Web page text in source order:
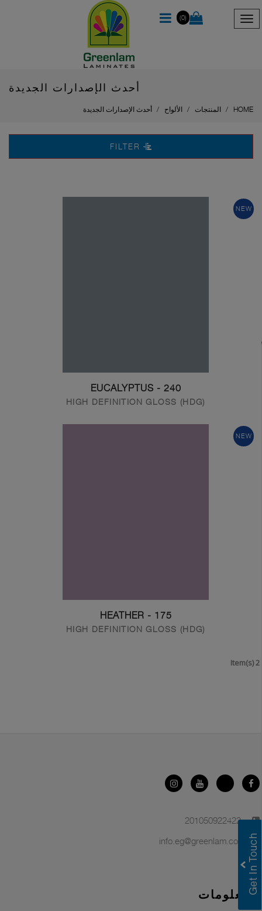
(0)
أحدث الإصدارات الجديدة
HOME المنتجات الألواح أحدث الإصدارات الجديدة
FILTER
NEW
240 - EUCALYPTUS
HIGH DEFINITION GLOSS (HDG)
NEW
175 - HEATHER
HIGH DEFINITION GLOSS (HDG)
2 Item(s)
+201050922422
info.eg@greenlam.com
المعلومات
Greenlam Laminates
Greenlam Compact Laminates